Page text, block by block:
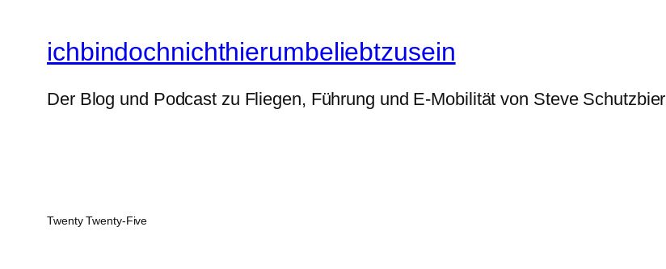
ichbindochnichthierumbeliebtzusein
Der Blog und Podcast zu Fliegen, Führung und E-Mobilität von Steve Schutzbier
Twenty Twenty-Five